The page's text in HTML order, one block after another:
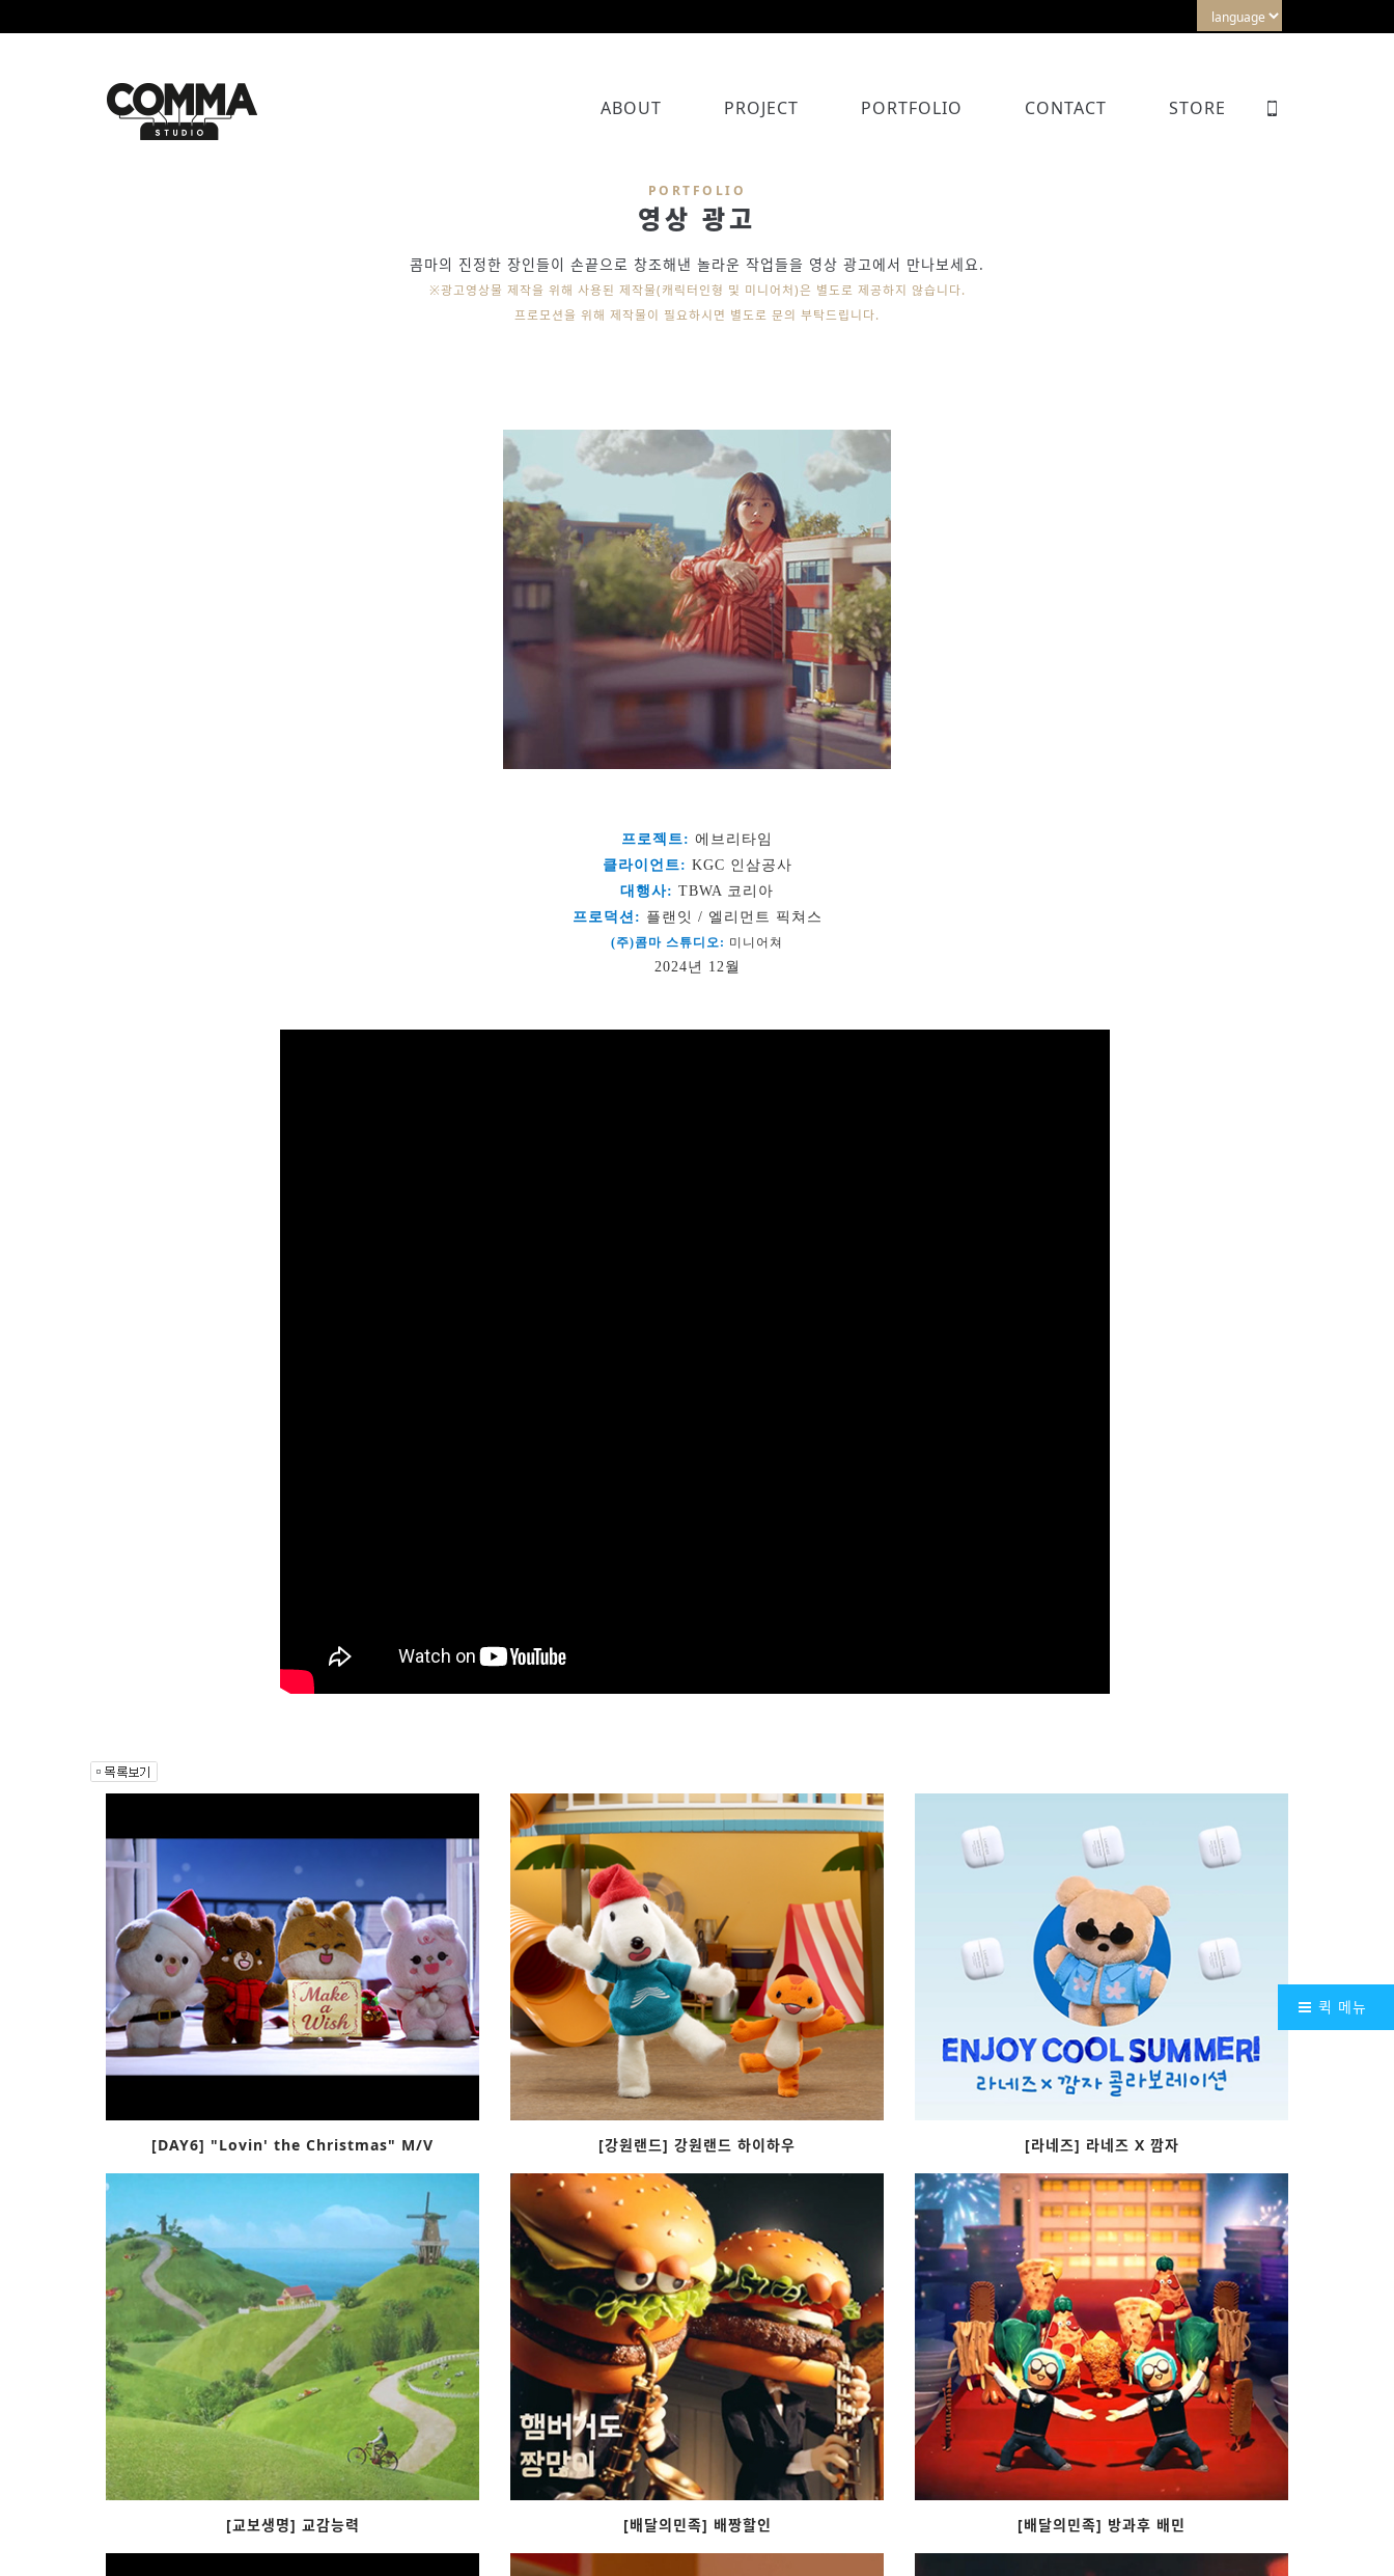
퀵 메뉴
ABOUT PROJECT PORTFOLIO CONTACT STORE
PORTFOLIO
영상 광고
콤마의 진정한 장인들이 손끝으로 창조해낸 놀라운 작업들을 영상 광고에서 만나보세요.
※광고영상물 제작을 위해 사용된 제작물(캐릭터인형 및 미니어처)은 별도로 제공하지 않습니다.
프로모션을 위해 제작물이 필요하시면 별도로 문의 부탁드립니다.
프로젝트: 에브리타임
클라이언트: KGC 인삼공사
대행사: TBWA 코리아
프로덕션: 플랜잇 / 엘리먼트 픽쳐스
(주)콤마 스튜디오: 미니어쳐
2024년 12월
[DAY6] "Lovin' the Christmas" M/V [강원랜드] 강원랜드 하이하우 [라네즈] 라네즈 X 깜자
[교보생명] 교감능력 [배달의민족] 배짱할인 [배달의민족] 방과후 배민